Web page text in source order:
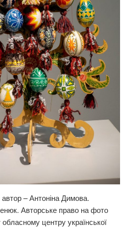
– Антоніна Димова.
Авторське право на фото
центру української